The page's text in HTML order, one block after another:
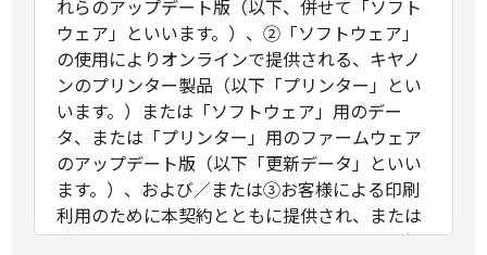
れらのアップデート版（以下、併せて「ソフト
ウェア」といいます。）、②「ソフトウェア」
の使用によりオンラインで提供される、キヤノ
ンのプリンター製品（以下「プリンター」とい
います。）または「ソフトウェア」用のデー
タ、または「プリンター」用のファームウェア
のアップデート版（以下「更新データ」といい
ます。）、および／または③お客様による印刷
利用のために本契約とともに提供され、または
「ソフトウェア」の使用によりオンラインで提